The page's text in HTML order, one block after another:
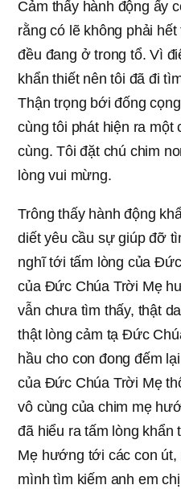
Cảm thấy hành động ấy
rằng có lẽ không phải
đều đang ở trong tổ. Vì
khẩn thiết nên tôi đã đi
Thận trọng bới đống
cùng tôi phát hiện ra
cùng. Tôi đặt chú chim
lòng vui mừng.
Trông thấy hành động
diết yêu cầu sự giúp đỡ
nghĩ tới tấm lòng của
của Đức Chúa Trời Mẹ
vẫn chưa tìm thấy, thật
thật lòng cảm tạ Đức
hầu cho con đong đếm
của Đức Chúa Trời Mẹ
vô cùng của chim mẹ
đã hiểu ra tấm lòng
Mẹ hướng tới các con
mình tìm kiếm anh em